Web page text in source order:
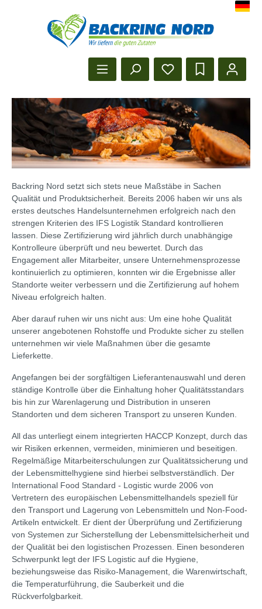
Herzlich Willkommen beim
Backring Nord setzt sich stets neue Maßstäbe in Sachen
Qualität und Produktsicherheit. Bereits 2006 haben wir uns als
erstes deutsches Handelsunternehmen erfolgreich nach den
strengen Kriterien des IFS Logistik Standard kontrollieren
lassen. Diese Zertifizierung wird jährlich durch unabhängige
Kontrolleure überprüft und neu bewertet. Durch das
Engagement aller Mitarbeiter, unsere Unternehmensprozesse
kontinuierlich zu optimieren, konnten wir die Ergebnisse aller
Standorte weiter verbessern und die Zertifizierung auf hohem
Niveau erfolgreich halten.
Aber darauf ruhen wir uns nicht aus: Um eine hohe Qualität
unserer angebotenen Rohstoffe und Produkte sicher zu stellen
unternehmen wir viele Maßnahmen über die gesamte
Lieferkette.
Angefangen bei der sorgfältigen Lieferantenauswahl und deren
ständige Kontrolle über die Einhaltung hoher Qualitätsstandars
bis hin zur Warenlagerung und Distribution in unseren
Standorten und dem sicheren Transport zu unseren Kunden.
All das unterliegt einem integrierten HACCP Konzept, durch das
wir Risiken erkennen, vermeiden, minimieren und beseitigen.
Regelmäßige Mitarbeiterschulungen zur Qualitätssicherung und
der Lebensmittelhygiene sind hierbei selbstverständlich. Der
International Food Standard - Logistic wurde 2006 von
Vertretern des europäischen Lebensmittelhandels speziell für
den Transport und Lagerung von Lebensmitteln und Non-Food-
Artikeln entwickelt. Er dient der Überprüfung und Zertifizierung
von Systemen zur Sicherstellung der Lebensmittelsicherheit und
der Qualität bei den logistischen Prozessen. Einen besonderen
Schwerpunkt legt der IFS Logistic auf die Hygiene,
beziehungsweise das Risiko-Management, die Warenwirtschaft,
die Temperaturführung, die Sauberkeit und die
Rückverfolgbarkeit.